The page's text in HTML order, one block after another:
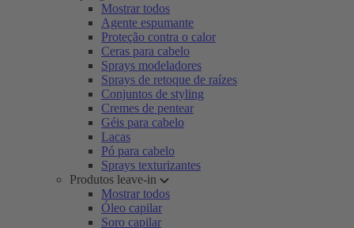
Mostrar todos
Agente espumante
Proteção contra o calor
Ceras para cabelo
Sprays modeladores
Sprays de retoque de raízes
Conjuntos de styling
Cremes de pentear
Géis para cabelo
Lacas
Pó para cabelo
Sprays texturizantes
Produtos leave-in
Mostrar todos
Óleo capilar
Soro capilar